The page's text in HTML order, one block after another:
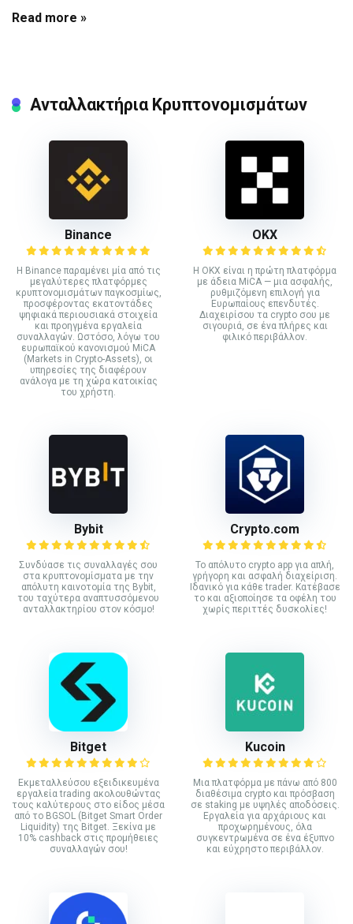
Read more »
Ανταλλακτήρια Κρυπτονομισμάτων
Binance
Η Binance παραμένει μία από τις
μεγαλύτερες πλατφόρμες
κρυπτονομισμάτων παγκοσμίως,
προσφέροντας εκατοντάδες
ψηφιακά περιουσιακά στοιχεία
και προηγμένα εργαλεία
συναλλαγών. Ωστόσο, λόγω του
ευρωπαϊκού κανονισμού MiCA
(Markets in Crypto-Assets), οι
υπηρεσίες της διαφέρουν
ανάλογα με τη χώρα κατοικίας
του χρήστη.
ΟΚΧ
Η OKX είναι η πρώτη πλατφόρμα
με άδεια MiCA — μια ασφαλής,
ρυθμιζόμενη επιλογή για
Ευρωπαίους επενδυτές.
Διαχειρίσου τα crypto σου με
σιγουριά, σε ένα πλήρες και
φιλικό περιβάλλον.
Bybit
Συνδύασε τις συναλλαγές σου
στα κρυπτονομίσματα με την
απόλυτη καινοτομία της Bybit,
του ταχύτερα αναπτυσσόμενου
ανταλλακτηρίου στον κόσμο!
Crypto.com
Το απόλυτο crypto app για απλή,
γρήγορη και ασφαλή διαχείριση.
Ιδανικό για κάθε trader. Κατέβασε
το και αξιοποίησε τα οφέλη του
χωρίς περιττές δυσκολίες!
Bitget
Εκμεταλλεύσου εξειδικευμένα
εργαλεία trading ακολουθώντας
τους καλύτερους στο είδος μέσα
από το BGSOL (Bitget Smart Order
Liquidity) της Bitget. Ξεκίνα με
10% cashback στις προμήθειες
συναλλαγών σου!
Kucoin
Mια πλατφόρμα με πάνω από 800
διαθέσιμα crypto και πρόσβαση
σε staking με υψηλές αποδόσεις.
Εργαλεία για αρχάριους και
προχωρημένους, όλα
συγκεντρωμένα σε ένα έξυπνο
και εύχρηστο περιβάλλον.